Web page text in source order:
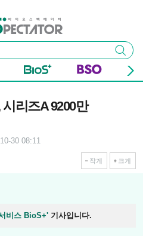
이터
검색
리즈A 9200만
30 08:11
작게 크게
비스 BioS+' 기사입니다.